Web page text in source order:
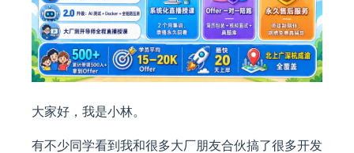
大家好，我是小林。
有不少同学看到我和很多大厂朋友合伙搞了很多开发